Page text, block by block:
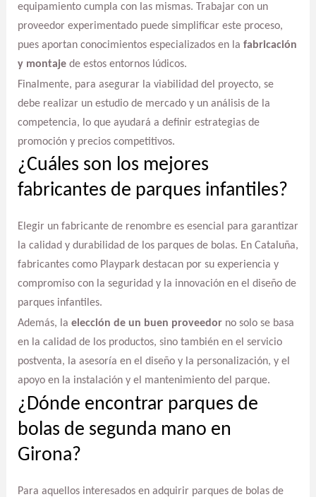
equipamiento cumpla con las mismas. Trabajar con un
proveedor experimentado puede simplificar este proceso,
pues aportan conocimientos especializados en la fabricación
y montajede estos entornos lúdicos.
Finalmente, para asegurar la viabilidad del proyecto, se
debe realizar un estudio de mercado y un análisis de la
competencia, lo que ayudará a definir estrategias de
promoción y precios competitivos.
¿Cuáles son los mejores
fabricantes de parques infantiles?
Elegir un fabricante de renombre es esencial para garantizar
la calidad y durabilidad de los parques de bolas. En Cataluña,
fabricantes como Playpark destacan por su experiencia y
compromiso con la seguridad y la innovación en el diseño de
parques infantiles.
Además, la elección de un buen proveedorno solo se basa
en la calidad de los productos, sino también en el servicio
postventa, la asesoría en el diseño y la personalización, y el
apoyo en la instalación y el mantenimiento del parque.
¿Dónde encontrar parques de
bolas de segunda mano en
Girona?
Para aquellos interesados en adquirir parques de bolas de